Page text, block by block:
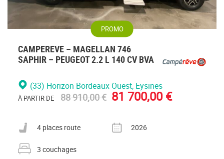
PROMO
CAMPEREVE – MAGELLAN 746
SAPHIR – PEUGEOT 2.2 L 140 CV BVA
(33) Horizon Bordeaux Ouest, Eysines
À PARTIR DE 88 910,00 € 81 700,00 €
Nombre de places carte grise
4 places route
Année
2026
Nombre de couchages
3 couchages